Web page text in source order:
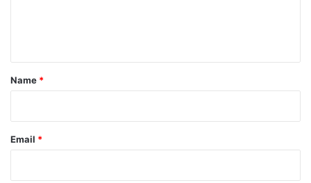
*
Name *
Email *